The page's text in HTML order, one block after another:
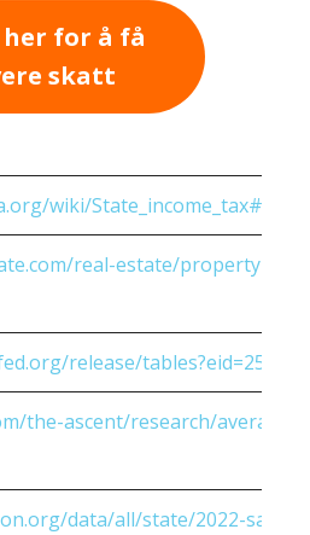
for å få
skatt
wiki/
real-estate/property-
release/
the-ascent/research/average-
data/all/state/2022-sales-